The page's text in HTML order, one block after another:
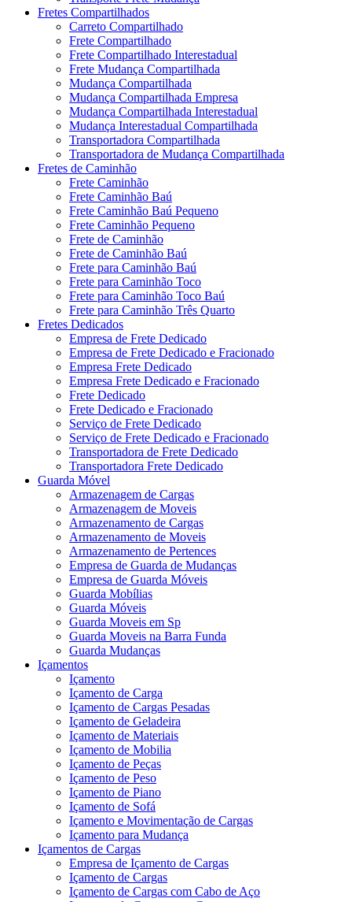
Fretes Compartilhados
Carreto Compartilhado
Frete Compartilhado
Frete Compartilhado Interestadual
Frete Mudança Compartilhada
Mudança Compartilhada
Mudança Compartilhada Empresa
Mudança Compartilhada Interestadual
Mudança Interestadual Compartilhada
Transportadora Compartilhada
Transportadora de Mudança Compartilhada
Fretes de Caminhão
Frete Caminhão
Frete Caminhão Baú
Frete Caminhão Baú Pequeno
Frete Caminhão Pequeno
Frete de Caminhão
Frete de Caminhão Baú
Frete para Caminhão Baú
Frete para Caminhão Toco
Frete para Caminhão Toco Baú
Frete para Caminhão Três Quarto
Fretes Dedicados
Empresa de Frete Dedicado
Empresa de Frete Dedicado e Fracionado
Empresa Frete Dedicado
Empresa Frete Dedicado e Fracionado
Frete Dedicado
Frete Dedicado e Fracionado
Serviço de Frete Dedicado
Serviço de Frete Dedicado e Fracionado
Transportadora de Frete Dedicado
Transportadora Frete Dedicado
Guarda Móvel
Armazenagem de Cargas
Armazenagem de Moveis
Armazenamento de Cargas
Armazenamento de Moveis
Armazenamento de Pertences
Empresa de Guarda de Mudanças
Empresa de Guarda Móveis
Guarda Mobílias
Guarda Móveis
Guarda Moveis em Sp
Guarda Moveis na Barra Funda
Guarda Mudanças
Içamentos
Içamento
Içamento de Carga
Içamento de Cargas Pesadas
Içamento de Geladeira
Içamento de Materiais
Içamento de Mobilia
Içamento de Peças
Içamento de Peso
Içamento de Piano
Içamento de Sofá
Içamento e Movimentação de Cargas
Içamento para Mudança
Içamentos de Cargas
Empresa de Içamento de Cargas
Içamento de Cargas
Içamento de Cargas com Cabo de Aço